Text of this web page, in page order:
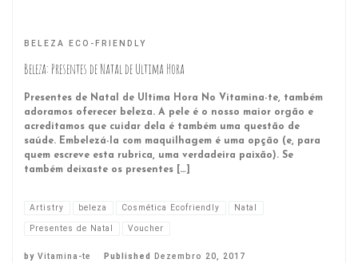
BELEZA ECO-FRIENDLY
Beleza: Presentes de Natal de Ultima Hora
Presentes de Natal de Ultima Hora No Vitamina-te, também
adoramos oferecer beleza. A pele é o nosso maior orgão e
acreditamos que cuidar dela é também uma questão de
saúde. Embelezá-la com maquilhagem é uma opção (e, para
quem escreve esta rubrica, uma verdadeira paixão). Se
também deixaste os presentes […]
Artistry beleza Cosmética Ecofriendly
Natal
Presentes de Natal
Voucher
by Vitamina-te Published Dezembro 20, 2017